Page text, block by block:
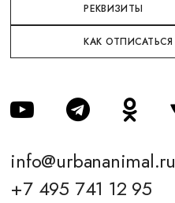
РЕКВИЗИТЫ
КАК ОТПИСАТЬСЯ
info@urbananimal.ru
+7 495 741 12 95